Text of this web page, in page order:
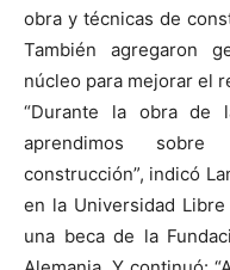
obra y técnicas de
También agregaron
núcleo para mejorar el
“Durante la obra de
aprendimos sobre
construcción”, indicó
en la Universidad
una beca de la